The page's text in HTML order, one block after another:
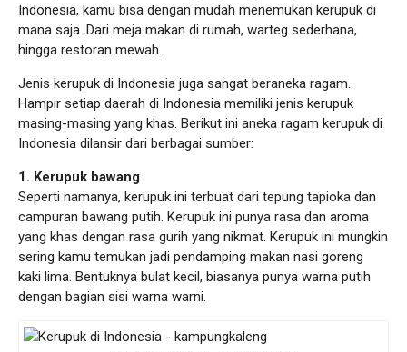
Indonesia, kamu bisa dengan mudah menemukan kerupuk di
mana saja. Dari meja makan di rumah, warteg sederhana,
hingga restoran mewah.
Jenis kerupuk di Indonesia juga sangat beraneka ragam.
Hampir setiap daerah di Indonesia memiliki jenis kerupuk
masing-masing yang khas. Berikut ini aneka ragam kerupuk di
Indonesia dilansir dari berbagai sumber:
1. Kerupuk bawang
Seperti namanya, kerupuk ini terbuat dari tepung tapioka dan
campuran bawang putih. Kerupuk ini punya rasa dan aroma
yang khas dengan rasa gurih yang nikmat. Kerupuk ini mungkin
sering kamu temukan jadi pendamping makan nasi goreng
kaki lima. Bentuknya bulat kecil, biasanya punya warna putih
dengan bagian sisi warna warni.